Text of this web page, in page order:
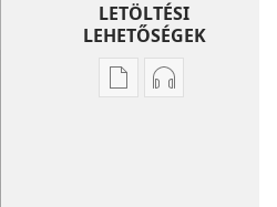
LETÖLTÉSI
LEHETŐSÉGEK
Kiadványok